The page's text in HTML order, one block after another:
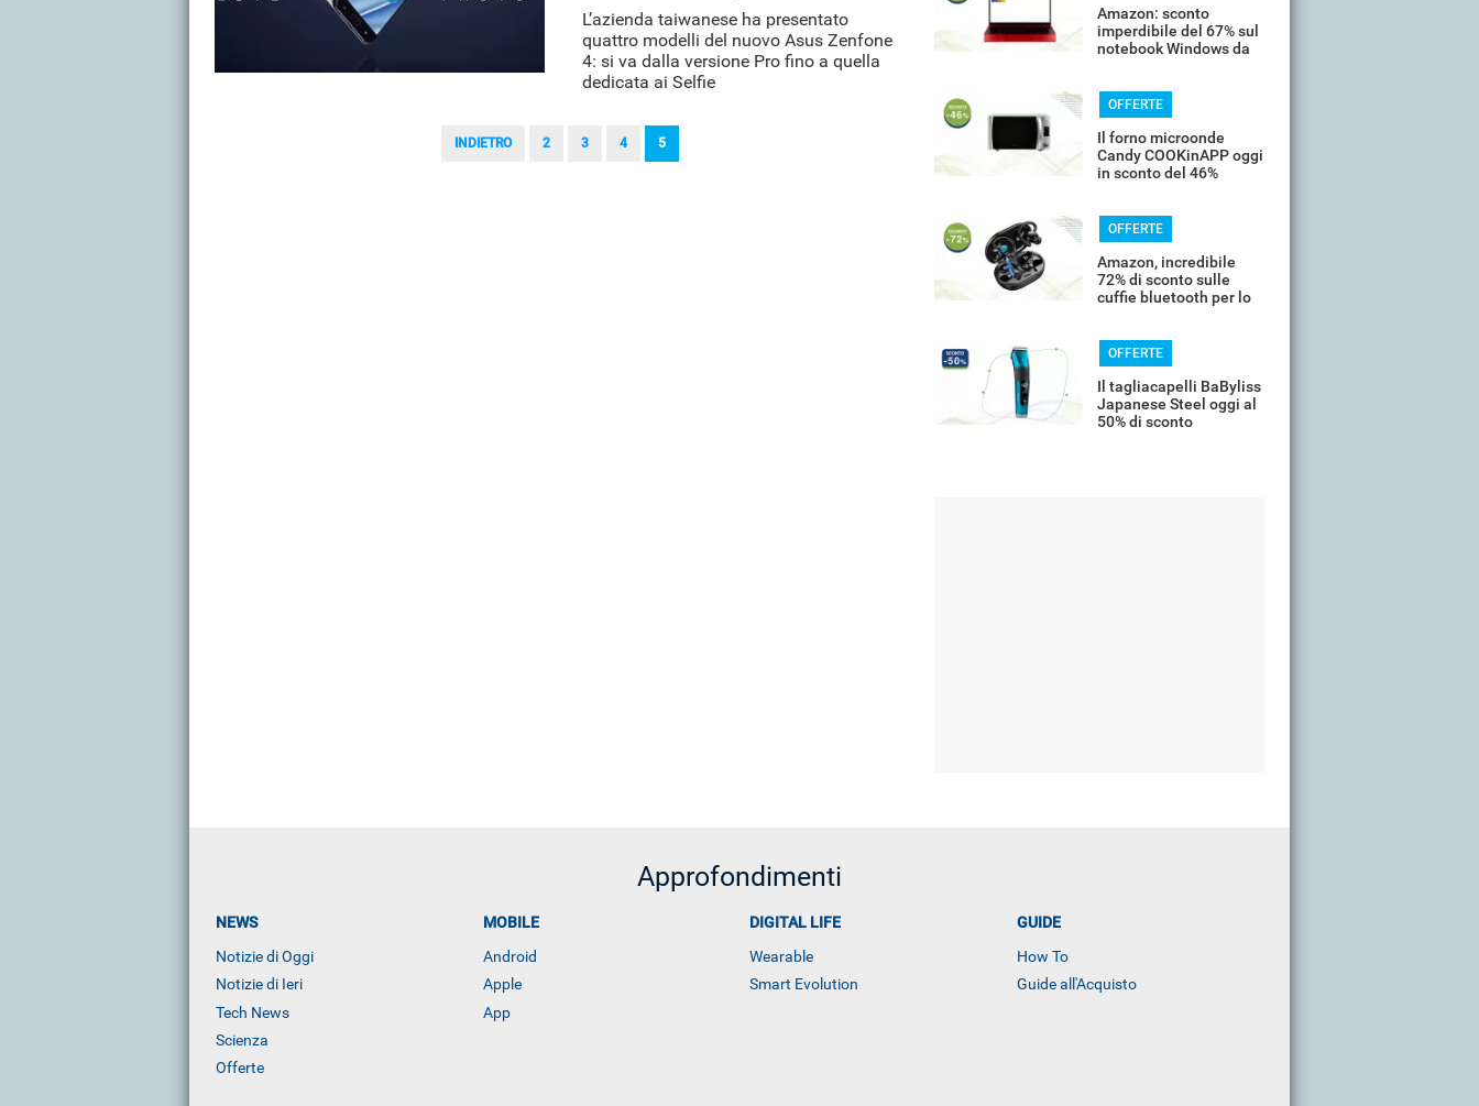
L’azienda taiwanese ha presentato
quattro modelli del nuovo Asus Zenfone
4: si va dalla versione Pro fino a quella
dedicata ai Selfie
2 3 4 5
Amazon: sconto
imperdibile del 67% sul
notebook Windows da
OFFERTE
Il forno microonde
Candy COOKinAPP oggi
in sconto del 46%
OFFERTE
Amazon, incredibile
72% di sconto sulle
cuffie bluetooth per lo
OFFERTE
Il tagliacapelli BaByliss
Japanese Steel oggi al
50% di sconto
Approfondimenti
NEWS
Notizie di Oggi
Notizie di Ieri
Tech News
Scienza
Offerte
MOBILE
Android
Apple
App
DIGITAL LIFE
Wearable
Smart Evolution
GUIDE
How To
Guide all'Acquisto